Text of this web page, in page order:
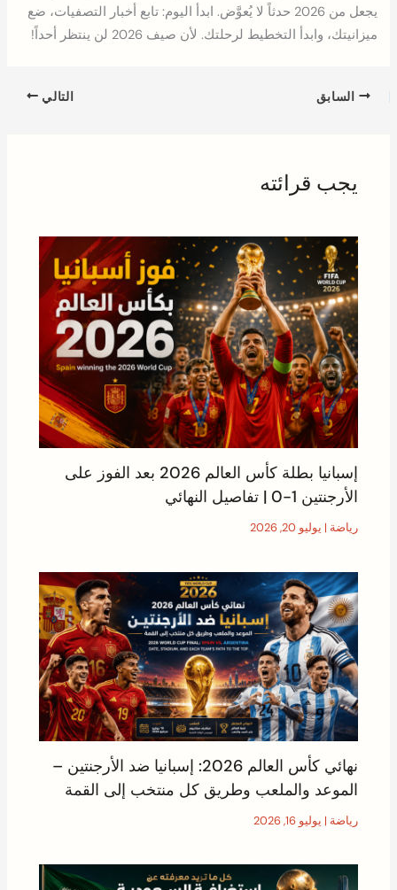
يجعل من 2026 حدثاً لا يُعوَّض. ابدأ اليوم: تابع أخبار التصفيات، ضع
ميزانيتك، وابدأ التخطيط لرحلتك. لأن صيف 2026 لن ينتظر أحداً!
السابق التالي
يجب قرائته
إسبانيا بطلة كأس العالم 2026 بعد الفوز على
الأرجنتين 1-0 | تفاصيل النهائي
رياضة | يوليو 20, 2026
نهائي كأس العالم 2026: إسبانيا ضد الأرجنتين –
الموعد والملعب وطريق كل منتخب إلى القمة
رياضة | يوليو 16, 2026